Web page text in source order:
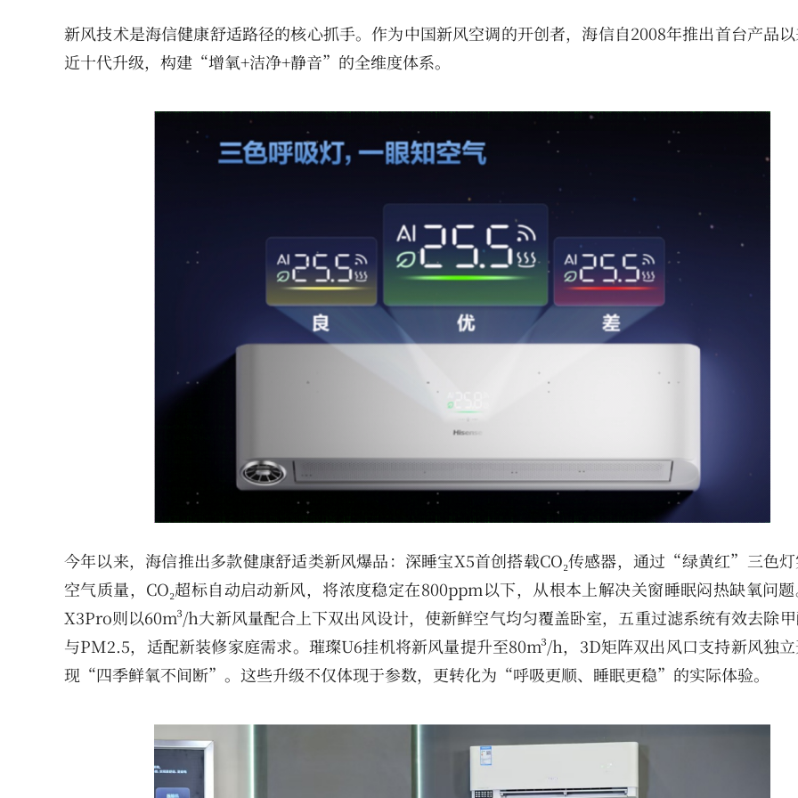
新风技术是海信健康舒适路径的核心抓手。作为中国新风空调的开创者，海信自2008年推出首台产品
近十代升级，构建“增氧+洁净+静音”的全维度体系。
今年以来，海信推出多款健康舒适类新风爆品：深睡宝X5首创搭载CO₂传感器，通过“绿黄红”三色
空气质量，CO₂超标自动启动新风，将浓度稳定在800ppm以下，从根本上解决关窗睡眠闷热缺氧问
X3Pro则以60m³/h大新风量配合上下双出风设计，使新鲜空气均匀覆盖卧室，五重过滤系统有效去除
与PM2.5，适配新装修家庭需求。璀璨U6挂机将新风量提升至80m³/h，3D矩阵双出风口支持新风独
现“四季鲜氧不间断”。这些升级不仅体现于参数，更转化为“呼吸更顺、睡眠更稳”的实际体验。